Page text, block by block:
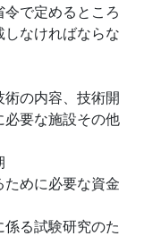
で定めるところ
なければならな
の内容、技術開
要な施設その他
めに必要な資金
る試験研究のた